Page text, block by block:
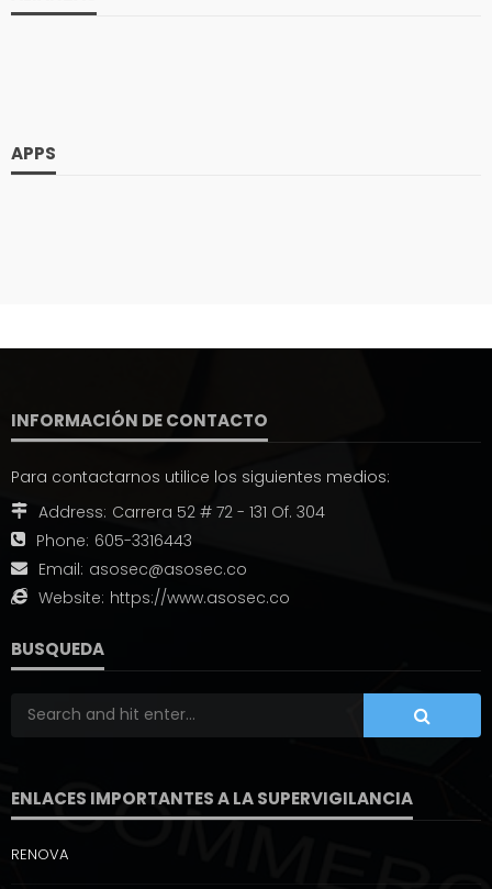
APPS
INFORMACIÓN DE CONTACTO
Para contactarnos utilice los siguientes medios:
Address: Carrera 52 # 72 - 131 Of. 304
Phone: 605-3316443
Email: asosec@asosec.co
Website: https://www.asosec.co
BUSQUEDA
ENLACES IMPORTANTES A LA SUPERVIGILANCIA
RENOVA